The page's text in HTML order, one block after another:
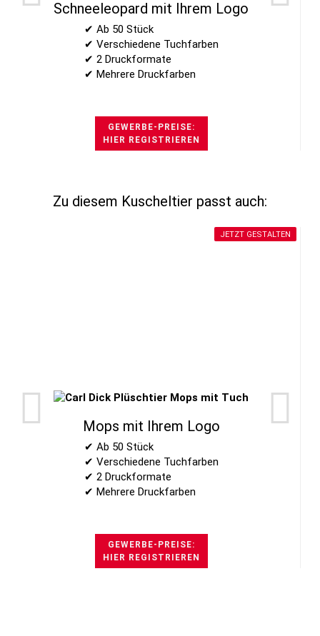
Schneeleopard mit Ihrem Logo
✔ Ab 50 Stück
✔ Verschiedene Tuchfarben
✔ 2 Druckformate
✔ Mehrere Druckfarben
GEWERBE-PREISE:
HIER REGISTRIEREN
Zu diesem Kuscheltier passt auch:
JETZT GESTALTEN
Mops mit Ihrem Logo
✔ Ab 50 Stück
✔ Verschiedene Tuchfarben
✔ 2 Druckformate
✔ Mehrere Druckfarben
GEWERBE-PREISE:
HIER REGISTRIEREN